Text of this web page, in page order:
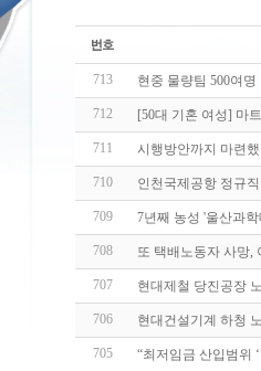
713 현중 물량팀 500여
712 [50대 기혼 여성] 마
711 시행방안까지 마련
710 인천국제공항 정규
709 7년째 농성 '울산과
708 또 택배노동자 사망,
707 현대제철 당진공장
706 현대건설기계 하청
705 “최저임금 산입범위